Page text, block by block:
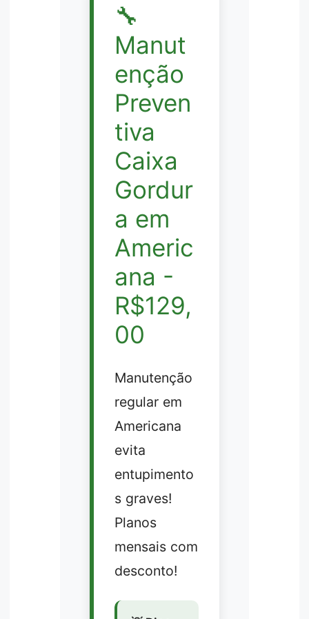
🔧
Manut
enção
Preven
tiva
Caixa
Gordur
a em
Americ
ana -
R$129,
00
Manutenção
regular em
Americana
evita
entupimento
s graves!
Planos
mensais com
desconto!